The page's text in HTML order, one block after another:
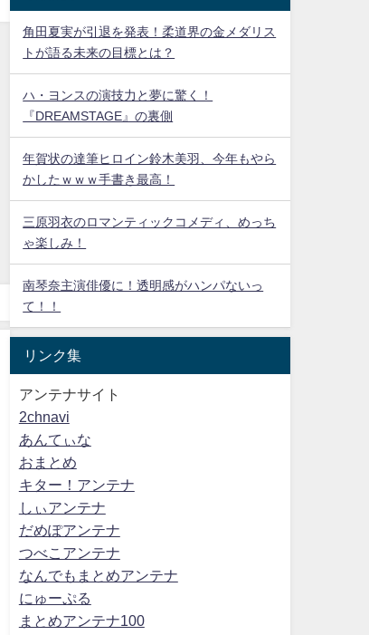
角田夏実が引退を発表！柔道界の金メダリス
トが語る未来の目標とは？
ハ・ヨンスの演技力と夢に驚く！
『DREAMSTAGE』の裏側
年賀状の達筆ヒロイン鈴木美羽、今年もやら
かしたｗｗｗ手書き最高！
三原羽衣のロマンティックコメディ、めっち
ゃ楽しみ！
南琴奈主演俳優に！透明感がハンパないっ
て！！
リンク集
アンテナサイト
2chnavi
あんてぃな
おまとめ
キター！アンテナ
しぃアンテナ
だめぽアンテナ
つべこアンテナ
なんでもまとめアンテナ
にゅーぷる
まとめアンテナ100